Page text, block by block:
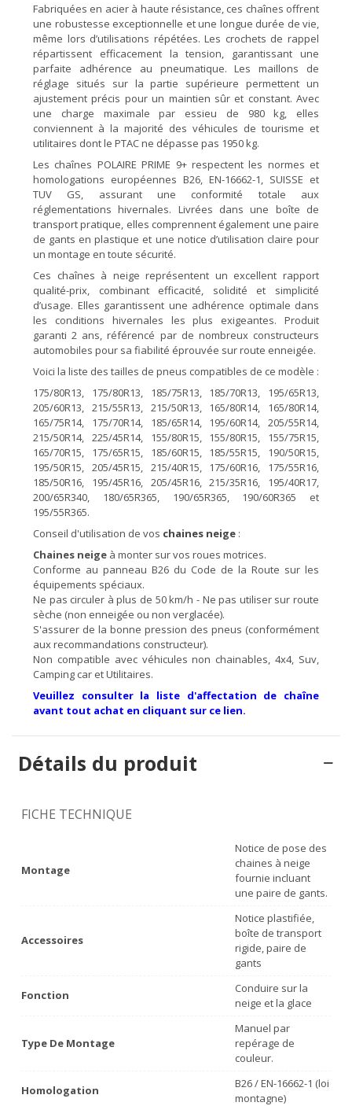
Fabriquées en acier à haute résistance, ces chaînes offrent
une robustesse exceptionnelle et une longue durée de vie,
même lors d’utilisations répétées. Les crochets de rappel
répartissent efficacement la tension, garantissant une
parfaite adhérence au pneumatique. Les maillons de
réglage situés sur la partie supérieure permettent un
ajustement précis pour un maintien sûr et constant. Avec
une charge maximale par essieu de 980 kg, elles
conviennent à la majorité des véhicules de tourisme et
utilitaires dont le PTAC ne dépasse pas 1950 kg.
Les chaînes POLAIRE PRIME 9+ respectent les normes et
homologations européennes B26, EN-16662-1, SUISSE et
TUV GS, assurant une conformité totale aux
réglementations hivernales. Livrées dans une boîte de
transport pratique, elles comprennent également une paire
de gants en plastique et une notice d’utilisation claire pour
un montage en toute sécurité.
Ces chaînes à neige représentent un excellent rapport
qualité-prix, combinant efficacité, solidité et simplicité
d’usage. Elles garantissent une adhérence optimale dans
les conditions hivernales les plus exigeantes. Produit
garanti 2 ans, référencé par de nombreux constructeurs
automobiles pour sa fiabilité éprouvée sur route enneigée.
Voici la liste des tailles de pneus compatibles de ce modèle :
175/80R13, 175/80R13, 185/75R13, 185/70R13, 195/65R13,
205/60R13, 215/55R13, 215/50R13, 165/80R14, 165/80R14,
165/75R14, 175/70R14, 185/65R14, 195/60R14, 205/55R14,
215/50R14, 225/45R14, 155/80R15, 155/80R15, 155/75R15,
165/70R15, 175/65R15, 185/60R15, 185/55R15, 190/50R15,
195/50R15, 205/45R15, 215/40R15, 175/60R16, 175/55R16,
185/50R16, 195/45R16, 205/45R16, 215/35R16, 195/40R17,
200/65R340, 180/65R365, 190/65R365, 190/60R365 et
195/55R365.
Conseil d'utilisation de vos chaines neige :
Chaines neige à monter sur vos roues motrices.
Conforme au panneau B26 du Code de la Route sur les
équipements spéciaux.
Ne pas circuler à plus de 50 km/h - Ne pas utiliser sur route
sèche (non enneigée ou non verglacée).
S'assurer de la bonne pression des pneus (conformément
aux recommandations constructeur).
Non compatible avec véhicules non chainables, 4x4, Suv,
Camping car et Utilitaires.
Veuillez consulter la liste d'affectation de chaîne
avant tout achat en cliquant sur ce lien.
Détails du produit
FICHE TECHNIQUE
Montage
Notice de pose des
chaines à neige
fournie incluant
une paire de gants.
Accessoires
Notice plastifiée,
boîte de transport
rigide, paire de
gants
Fonction
Conduire sur la
neige et la glace
Type De Montage
Manuel par
repérage de
couleur.
Homologation
B26 / EN-16662-1 (loi
montagne)